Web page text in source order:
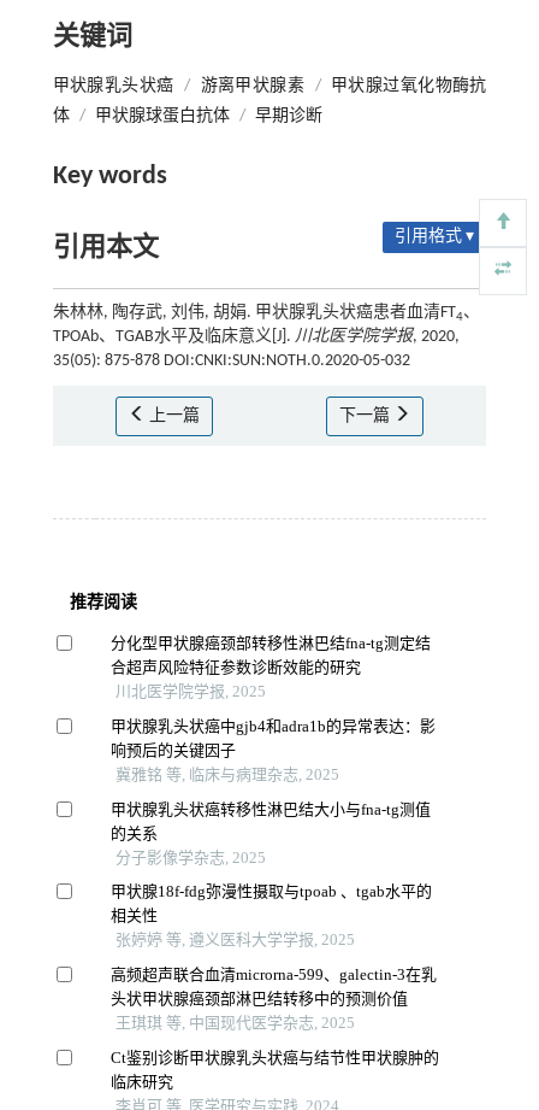
关键词
甲状腺乳头状癌 / 游离甲状腺素 /
甲状腺过氧化物酶抗
体 / 甲状腺球蛋白抗体 / 早期诊断
Key words
引用本文 引用格式 ▾
朱林林, 陶存武, 刘伟, 胡娟. 甲状腺乳头状癌患者血清FT4、
TPOAb、TGAB水平及临床意义[J]. 川北医学院学报, 2020,
35(05): 875-878 DOI:CNKI:SUN:NOTH.0.2020-05-032
上一篇 下一篇